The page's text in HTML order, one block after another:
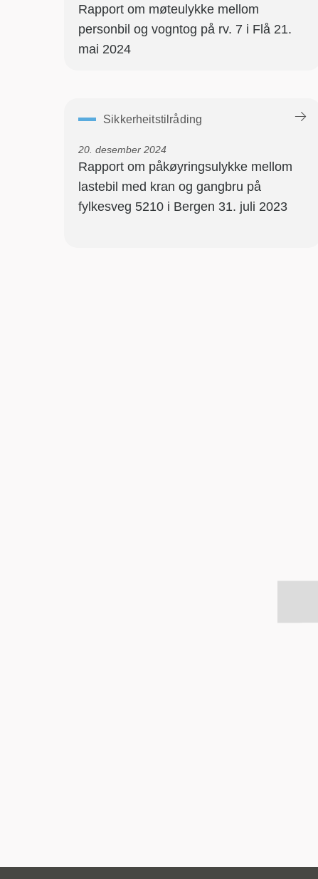
Rapport om møteulykke mellom
personbil og vogntog på rv. 7 i Flå 21.
mai 2024
Sikkerheitstilråding
20. desember 2024
Rapport om påkøyringsulykke mellom
lastebil med kran og gangbru på
fylkesveg 5210 i Bergen 31. juli 2023